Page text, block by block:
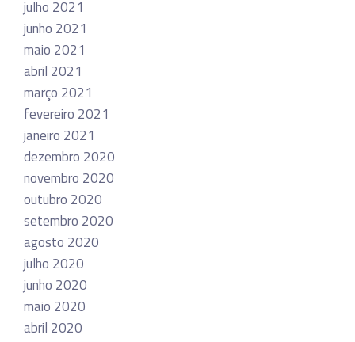
julho 2021
junho 2021
maio 2021
abril 2021
março 2021
fevereiro 2021
janeiro 2021
dezembro 2020
novembro 2020
outubro 2020
setembro 2020
agosto 2020
julho 2020
junho 2020
maio 2020
abril 2020